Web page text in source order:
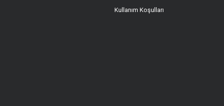
Kullanım Koşulları